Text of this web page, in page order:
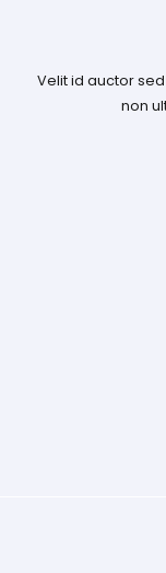
Velit id auctor
non